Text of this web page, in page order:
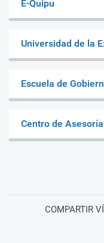
E-Quipu
Universidad de la
Escuela de
Centro de
COMPARTIR